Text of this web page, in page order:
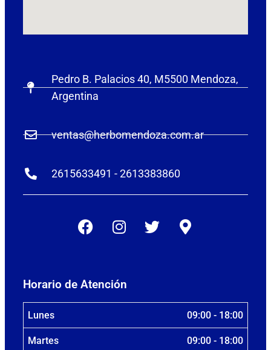
Pedro B. Palacios 40, M5500 Mendoza,
Argentina
ventas@herbomendoza.com.ar
2615633491 - 2613383860
Horario de Atención
Lunes 09:00 - 18:00
Martes 09:00 - 18:00